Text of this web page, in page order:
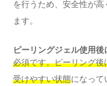
を行うため、安全性が
ます。
ピーリングジェル使用
必須です。ピーリング
受けやすい状態になって